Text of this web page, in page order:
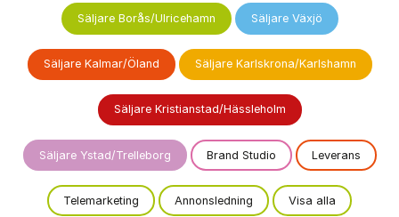
Säljare Borås/Ulricehamn Säljare Växjö
Säljare Kalmar/Öland Säljare Karlskrona/Karlshamn
Säljare Kristianstad/Hässleholm
Säljare Ystad/Trelleborg Brand Studio Leverans
Telemarketing Annonsledning Visa alla